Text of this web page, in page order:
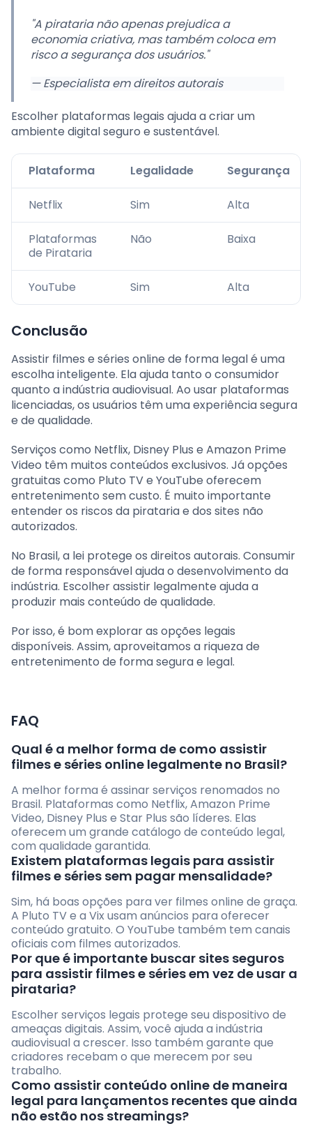
"A pirataria não apenas prejudica a
economia criativa, mas também coloca em
risco a segurança dos usuários."
— Especialista em direitos autorais
Escolher plataformas legais ajuda a criar um
ambiente digital seguro e sustentável.
Plataforma Legalidade Segurança
Netflix Sim Alta
Plataformas
de Pirataria
Não Baixa
YouTube Sim Alta
Conclusão
Assistir filmes e séries online de forma legal é uma
escolha inteligente. Ela ajuda tanto o consumidor
quanto a indústria audiovisual. Ao usar plataformas
licenciadas, os usuários têm uma experiência segura
e de qualidade.
Serviços como Netflix, Disney Plus e Amazon Prime
Video têm muitos conteúdos exclusivos. Já opções
gratuitas como Pluto TV e YouTube oferecem
entretenimento sem custo. É muito importante
entender os riscos da pirataria e dos sites não
autorizados.
No Brasil, a lei protege os direitos autorais. Consumir
de forma responsável ajuda o desenvolvimento da
indústria. Escolher assistir legalmente ajuda a
produzir mais conteúdo de qualidade.
Por isso, é bom explorar as opções legais
disponíveis. Assim, aproveitamos a riqueza de
entretenimento de forma segura e legal.
FAQ
Qual é a melhor forma de como assistir
filmes e séries online legalmente no Brasil?
A melhor forma é assinar serviços renomados no
Brasil. Plataformas como Netflix, Amazon Prime
Video, Disney Plus e Star Plus são líderes. Elas
oferecem um grande catálogo de conteúdo legal,
com qualidade garantida.
Existem plataformas legais para assistir
filmes e séries sem pagar mensalidade?
Sim, há boas opções para ver filmes online de graça.
A Pluto TV e a Vix usam anúncios para oferecer
conteúdo gratuito. O YouTube também tem canais
oficiais com filmes autorizados.
Por que é importante buscar sites seguros
para assistir filmes e séries em vez de usar a
pirataria?
Escolher serviços legais protege seu dispositivo de
ameaças digitais. Assim, você ajuda a indústria
audiovisual a crescer. Isso também garante que
criadores recebam o que merecem por seu
trabalho.
Como assistir conteúdo online de maneira
legal para lançamentos recentes que ainda
não estão nos streamings?